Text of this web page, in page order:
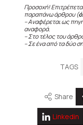
Προσοχή!
παραπάνω άρθρου (
– Αναφέρεται ως
αναφορά.
– Στο τέλος του
– Σε ένα από τα δύο
TAGS
Share
Linkedin